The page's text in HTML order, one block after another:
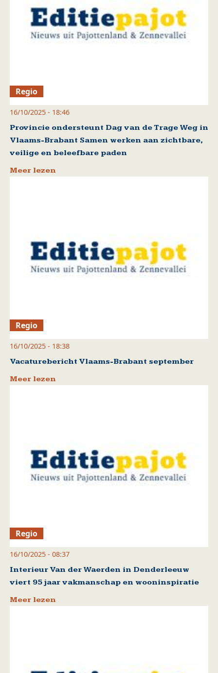
Regio
16/10/2025 - 18:46
Provincie ondersteunt Dag van de Trage Weg in
Vlaams-Brabant Samen werken aan zichtbare,
veilige en beleefbare paden
Meer lezen
Regio
16/10/2025 - 18:38
Vacaturebericht Vlaams-Brabant september
Meer lezen
Regio
16/10/2025 - 08:37
Interieur Van der Waerden in Denderleeuw
viert 95 jaar vakmanschap en wooninspiratie
Meer lezen